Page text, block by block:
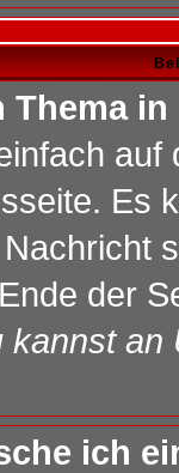
Thema
Es
der
ich